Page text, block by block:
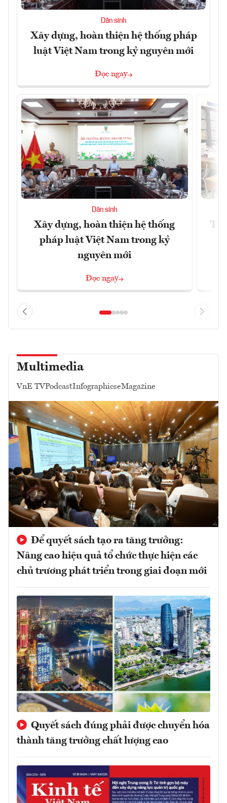
Dân sinh
Xây dựng, hoàn thiện hệ thống pháp
luật Việt Nam trong kỷ nguyên mới
Đọc ngay
Dân sinh
Xây dựng, hoàn thiện hệ thống
pháp luật Việt Nam trong kỷ
nguyên mới
Đọc ngay
Multimedia
VnE TVPodcastInfographicseMagazine
Để quyết sách tạo ra tăng trưởng:
Nâng cao hiệu quả tổ chức thực hiện các
chủ trương phát triển trong giai đoạn mới
Quyết sách đúng phải được chuyển hóa
thành tăng trưởng chất lượng cao